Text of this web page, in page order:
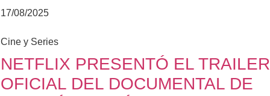
17/08/2025
Cine y Series
NETFLIX PRESENTÓ EL TRAILER
OFICIAL DEL DOCUMENTAL DE